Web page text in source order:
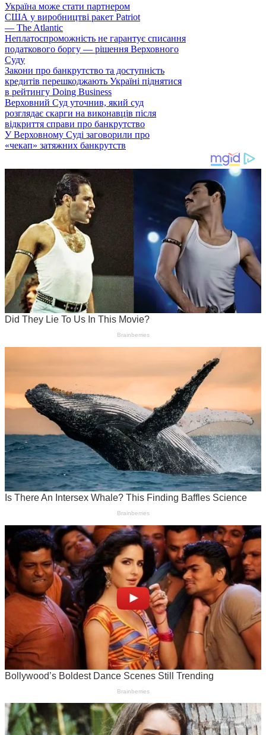
Україна може стати партнером
США у виробництві ракет Patriot
— The Atlantic
Неплатоспроможність не гарантує списання
податкового боргу — рішення Верховного
Суду
Закони про банкрутство та доступність
кредитів перешкоджають Україні піднятися
в рейтингу Doing Business
Верховний Суд уточнив, який суд
розглядає скарги на виконавців після
відкриття справи про банкрутство
У Верховному Суді заговорили про
«чекап» затяжних банкрутств